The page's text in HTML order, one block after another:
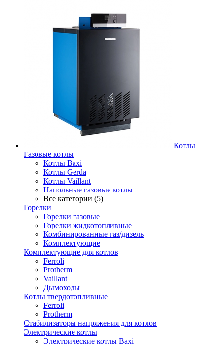
Котлы
Газовые котлы
Котлы Baxi
Котлы Gerda
Котлы Vaillant
Напольные газовые котлы
Все категории (5)
Горелки
Горелки газовые
Горелки жидкотопливные
Комбинированные газ/дизель
Комплектующие
Комплектующие для котлов
Ferroli
Protherm
Vaillant
Дымоходы
Котлы твердотопливные
Ferroli
Protherm
Стабилизаторы напряжения для котлов
Электрические котлы
Электрические котлы Baxi